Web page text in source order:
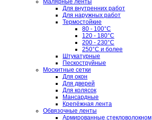
Малярные ленты
Для внутренних работ
Для наружных работ
Термостойкие
80 - 100°C
120 - 180°C
200 - 230°C
250°C и более
Штукатурные
Пескоструйные
Москитные сетки
Для окон
Для дверей
Для колясок
Мансардные
Крепёжная лента
Обвязочные ленты
Армированные стекловолокном